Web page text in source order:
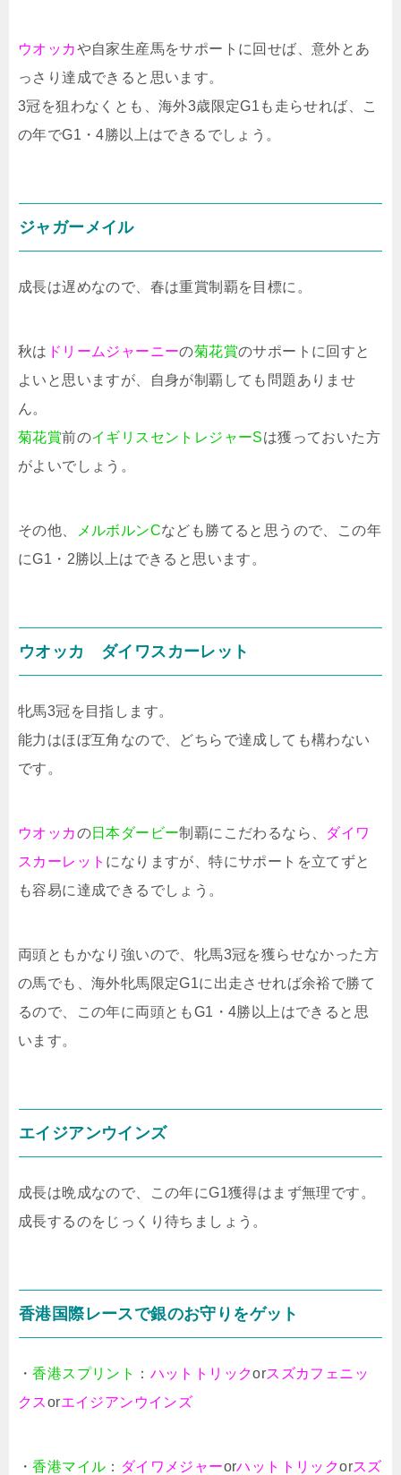
ウオッカや自家生産馬をサポートに回せば、意外とあ
っさり達成できると思います。
3冠を狙わなくとも、海外3歳限定G1も走らせれば、こ
の年でG1・4勝以上はできるでしょう。
ジャガーメイル
成長は遅めなので、春は重賞制覇を目標に。
秋は ドリームジャーニーの菊花賞のサポートに回すと
よいと思いますが、自身が制覇しても問題ありませ
ん。
菊花賞前のイギリスセントレジャーSは獲っておいた方
がよいでしょう。
その他、 メルボルンCなども勝てると思うので、この年
にG1・2勝以上はできると思います。
ウオッカ ダイワスカーレット
牝馬3冠を目指します。
能力はほぼ互角なので、どちらで達成しても構わない
です。
ウオッカの日本ダービー制覇にこだわるなら、 ダイワ
スカーレット になりますが、特にサポートを立てずと
も容易に達成できるでしょう。
両頭ともかなり強いので、牝馬3冠を獲らせなかった方
の馬でも、海外牝馬限定G1に出走させれば余裕で勝て
るので、この年に両頭ともG1・4勝以上はできると思
います。
エイジアンウインズ
成長は晩成なので、この年にG1獲得はまず無理です。
成長するのをじっくり待ちましょう。
香港国際レースで銀のお守りをゲット
・香港スプリント ： ハットトリックorスズカフェニッ
クスorエイジアンウインズ
・香港マイル ： ダイワメジャーorハットトリックorスズ